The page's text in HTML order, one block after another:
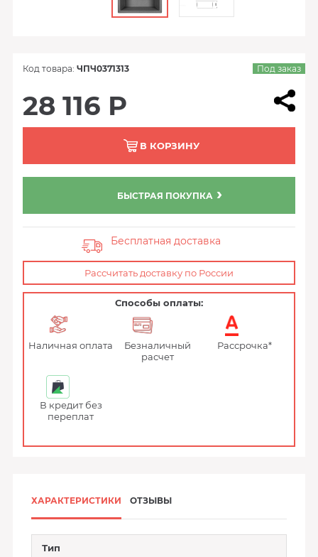
Код товара: ЧПЧ0371313 Под заказ
28 116 Р
В КОРЗИНУ
БЫСТРАЯ ПОКУПКА
Бесплатная доставка
Рассчитать доставку по России
Способы оплаты:
Наличная оплата
Безналичный
расчет
Рассрочка*
В кредит без
переплат
ХАРАКТЕРИСТИКИ ОТЗЫВЫ
Тип